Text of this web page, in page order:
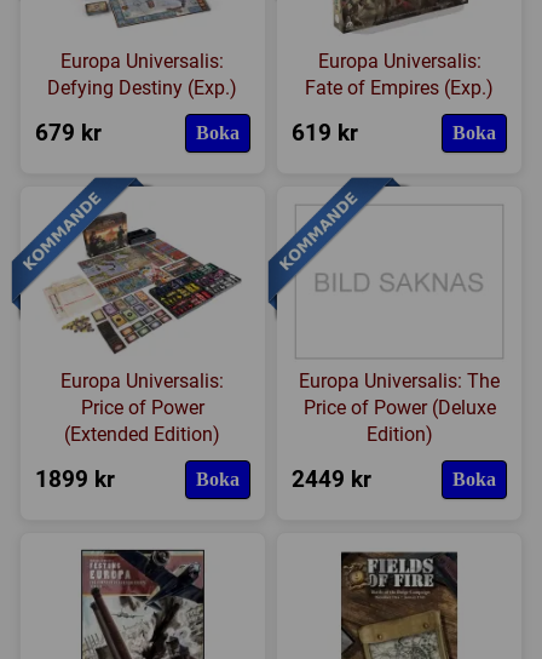
Europa Universalis:
Defying Destiny (Exp.)
679 kr Boka
Europa Universalis:
Fate of Empires (Exp.)
619 kr Boka
Europa Universalis:
Price of Power
(Extended Edition)
1899 kr Boka
Europa Universalis: The
Price of Power (Deluxe
Edition)
2449 kr Boka